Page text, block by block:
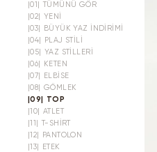
|01|
TÜMÜNÜ GÖR
|02|
YENI
|03|
BÜYÜK YAZ İNDIRIMI
|04|
PLAJ STILI
|05|
YAZ STILLERI
|06|
KETEN
|07|
ELBISE
|08|
GÖMLEK
|09|
TOP
|10|
ATLET
|11|
T-SHIRT
|12|
PANTOLON
|13|
ETEK